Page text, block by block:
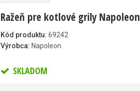
Ražeň pre kotlové grily Napoleon
Kód produktu: 69242
Výrobca: Napoleon
SKLADOM